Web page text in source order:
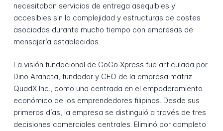
necesitaban servicios de entrega asequibles y
accesibles sin la complejidad y estructuras de costes
asociadas durante mucho tiempo con empresas de
mensajería establecidas.
La visión fundacional de GoGo Xpress fue articulada por
Dino Araneta, fundador y CEO de la empresa matriz
QuadX Inc., como una centrada en el empoderamiento
económico de los emprendedores filipinos. Desde sus
primeros días, la empresa se distinguió a través de tres
decisiones comerciales centrales. Eliminó por completo